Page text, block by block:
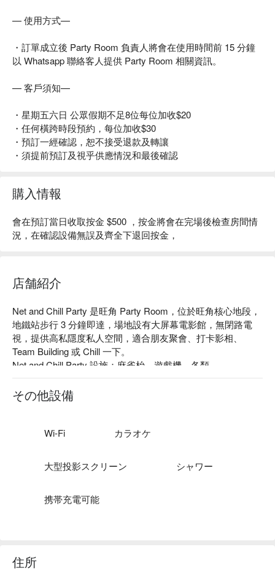
— 使用方式—
・訂單成立後 Party Room 負責人將會在使用時間前 15 分鐘
以 Whatsapp 聯絡客人提供 Party Room 相關資訊。
— 客戶須知—
・星期五六日 公眾假期不足8位每位加收$20
・任何橫跨時段預約，每位加收$30
・預訂一經確認，恕不接受退款及轉讓
・須提前預訂及視乎供應情況和最後確認
購入情報
會在預訂當日收取按金 $500 ，按金將會在完場後檢查房間情
況，在確認設備無誤及齊全下退回按金，
店舗紹介
Net and Chill Party 是旺角 Party Room，位於旺角核心地段，
地鐵站步行 3 分鐘即達，場地設有大屏幕電影館，無閉路電
視，提供高私隱度私人空間，適合朋友聚會、打卡影相、
Team Building 或 Chill 一下。
Net and Chill Party 設施：麻雀枱、遊戲機、各類
Boardgames、大屏幕電影館、影相打卡位、私人空間、適合
Re-U Team Gathering、朋友聚會
Net and Chill Party 價格：4小時 HKD108 / 人起
その他設備
Wi-Fi カラオケ
大型投影スクリーン シャワー
携帯充電可能
住所